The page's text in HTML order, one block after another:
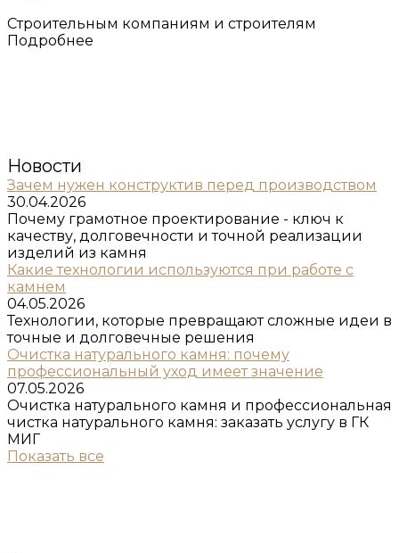
Строительным компаниям и строителям
Подробнее
Новости
Зачем нужен конструктив перед производством
30.04.2026
Почему грамотное проектирование - ключ к
качеству, долговечности и точной реализации
изделий из камня
Какие технологии используются при работе с
камнем
04.05.2026
Технологии, которые превращают сложные идеи в
точные и долговечные решения
Очистка натурального камня: почему
профессиональный уход имеет значение
07.05.2026
Очистка натурального камня и профессиональная
чистка натурального камня: заказать услугу в ГК
МИГ
Показать все